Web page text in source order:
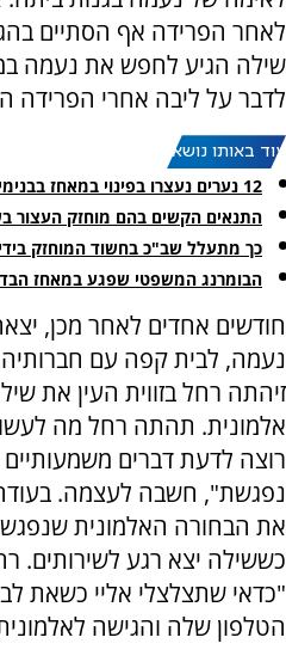
לאחר הפרידה אף הסתיים
שילה הגיע לחפש את נעמה
לדבר על ליבה אחרי הפרידה
עוד באותו נושא:
12 נערים נעצרו בפינוי במאחז בבנימין
התנאים הקשים בהם מוחזק העצור
כך מתעלל שב"כ בחשוד המוחזק
הבומרנג המשפטי שפגע במאחז
חודשים אחדים לאחר מכן,
נעמה, לבית קפה עם
זיהתה רחל בזווית העין את
אלמונית. תהתה רחל מה
רוצה לדעת דברים
נפגשת", חשבה לעצמה.
את הבחורה האלמונית
כששילה יצא רגע
"כדאי שתצלצלי אליי כשאת
הטלפון שלה והגישה